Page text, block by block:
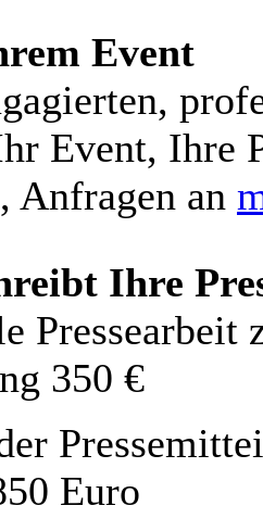
Event
Event, Ihre
Anfragen an
Ihre
Pressearbeit
350 €
Euro